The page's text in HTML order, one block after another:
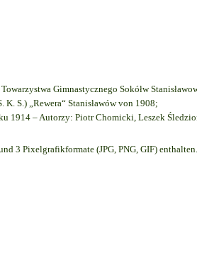
Gimnastycznego Sokółw
S.) „Rewera“ Stanisławów von 1908;
1914 – Autorzy: Piotr Chomicki, Leszek
3 Pixelgrafikformate (JPG, PNG, GIF) enthalten.